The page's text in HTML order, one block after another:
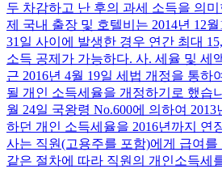
두 차감하고 난 후의 과세 소득을 의
제 국내 출장 및 호텔비는 2014년 12월
31일 사이에 발생한 경우 연간 최대
소득 공제가 가능하다. 사. 세율 및 세
근 2016년 4월 19일 세법 개정을 통하
될 개인 소득세율을 개정하기로 했습
월 24일 국왕령 No.600에 의하여
하던 개인 소득세율을 2016년까지 연
사는 직원(고용주를 포함)에게 급여
같은 절차에 따라 직원의 개인소득세